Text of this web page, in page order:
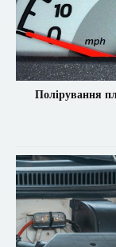
Полірування